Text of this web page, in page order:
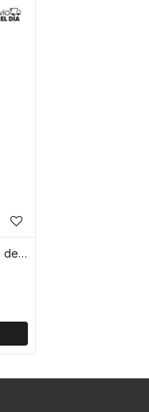
Cuaderno de 40 hojas con renglones de 18,2 x 25,4 cm - Celeste